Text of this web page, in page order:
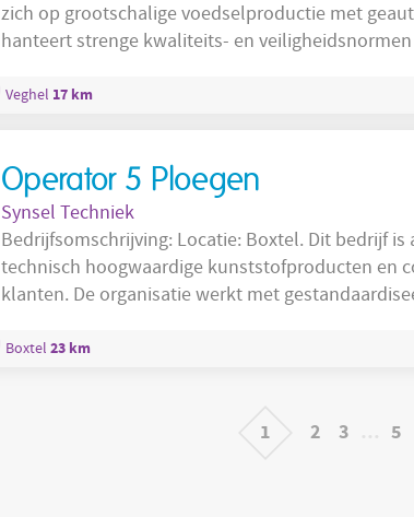
zich op grootschalige voedselproductie met
hanteert strenge kwaliteits- en
verantwoordelijkheid over deelprocessen
Veghel 17 km
Operator 5 Ploegen
Synsel Techniek
Bedrijfsomschrijving: Locatie: Boxtel. Dit bedrijf is actief in de maakindustrie en produceert
technisch hoogwaardige kunststofproducten en
klanten. De organisatie werkt met
dat producten voldoen aan zakelijke
Boxtel 23 km
1 2 3 5